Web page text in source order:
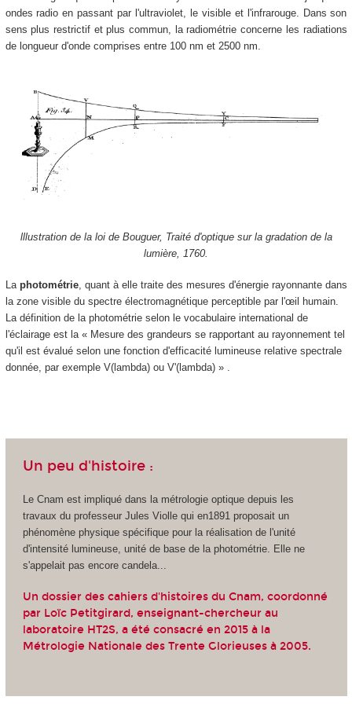
ondes radio en passant par l'ultraviolet, le visible et l'infrarouge. Dans son
sens plus restrictif et plus commun, la radiométrie concerne les radiations
de longueur d'onde comprises entre 100 nm et 2500 nm.
lllustration de la loi de Bouguer, Traité d'optique sur la gradation de la
lumière, 1760.
La photométrie, quant à elle traite des mesures d'énergie rayonnante dans
la zone visible du spectre électromagnétique perceptible par l'œil humain.
La définition de la photométrie selon le vocabulaire international de
l'éclairage est la « Mesure des grandeurs se rapportant au rayonnement tel
qu'il est évalué selon une fonction d'efficacité lumineuse relative spectrale
donnée, par exemple V(lambda) ou V'(lambda) » .
Un peu d'histoire :
Le Cnam est impliqué dans la métrologie optique depuis les
travaux du professeur Jules Violle qui en1891 proposait un
phénomène physique spécifique pour la réalisation de l'unité
d'intensité lumineuse, unité de base de la photométrie. Elle ne
s'appelait pas encore candela...
Un dossier des cahiers d'histoires du Cnam, coordonné
par Loïc Petitgirard, enseignant-chercheur au
laboratoire HT2S, a été consacré en 2015 à la
Métrologie Nationale des Trente Glorieuses à 2005.